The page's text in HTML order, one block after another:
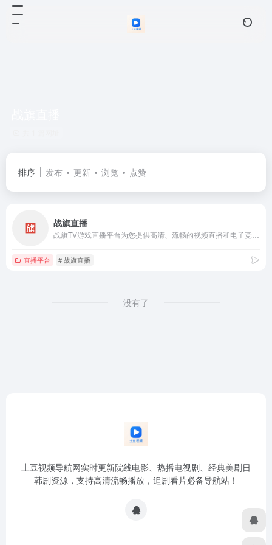
排序 发布 更新 浏览 点赞
战旗直播
直播平台 # 战旗直播
没有了
土豆视频导航网实时更新院线电影、热播电视剧、经典美剧日
韩剧资源，支持高清流畅播放，追剧看片必备导航站！